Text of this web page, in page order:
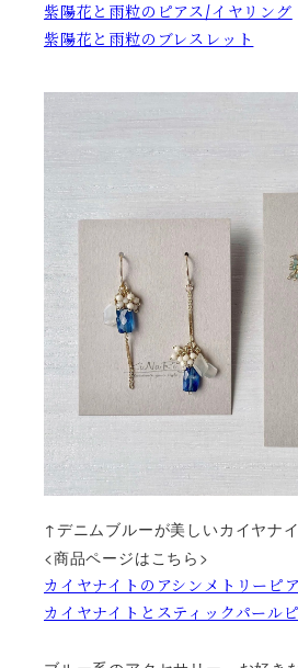
紫陽花と雨粒のピアス/イヤリング
紫陽花と雨粒のブレスレット
↑デニムブルーが美しいカイヤナ
<商品ページはこちら>
カイヤナイトのアシンメトリーピ
カイヤナイトとスティックパール